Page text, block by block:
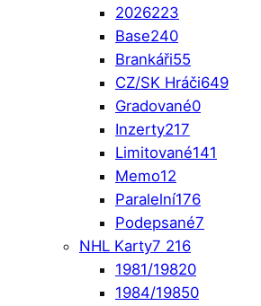
2026223
Base240
Brankáři55
CZ/SK Hráči649
Gradované0
Inzerty217
Limitované141
Memo12
Paralelní176
Podepsané7
NHL Karty7 216
1981/19820
1984/19850